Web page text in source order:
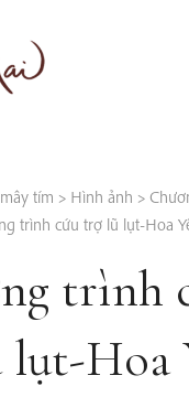
tím > Hình ảnh >
trình cứu trợ lũ lụt-Hoa
trình
Hoa